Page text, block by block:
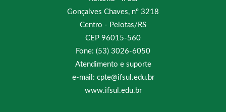
Gonçalves Chaves, nº 3218
Centro - Pelotas/RS
CEP 96015-560
Fone: (53) 3026-6050
Atendimento e suporte
e-mail: cpte@ifsul.edu.br
www.ifsul.edu.br